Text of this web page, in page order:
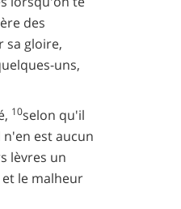
des
sa gloire,
uns,
10selon qu'il
est aucun
lèvres un
le malheur